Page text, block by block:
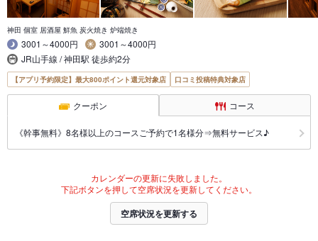
神田 個室 居酒屋 鮮魚 炭火焼き 炉端焼き
3001～4000円
3001～4000円
JR山手線 / 神田駅 徒歩約2分
【アプリ予約限定】最大800ポイント還元対象店 口コミ投稿特典対象店
クーポン コース
《幹事無料》8名様以上のコースご予約で1名様分⇒無料サービス♪
カレンダーの更新に失敗しました。
下記ボタンを押して空席状況を更新してください。
空席状況を更新する